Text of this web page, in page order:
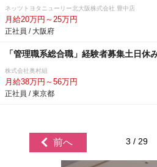
ネッツトヨタニューリー北大阪株式会社 豊中店
月給20万円～25万円
正社員 / 大阪府
「管理職系総合職」経験者募集土日休
株式会社奥村組
月給38万円～56万円
正社員 / 東京都
前へ 3 / 29